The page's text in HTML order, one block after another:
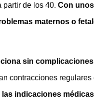
partir de los 40. Con
maternos o
sin
contracciones
indicaciones médicas